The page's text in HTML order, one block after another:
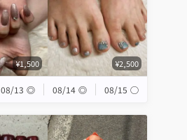
¥1,500 ¥2,500
08/13 ◎ 08/14 ◎ 08/15 ◯